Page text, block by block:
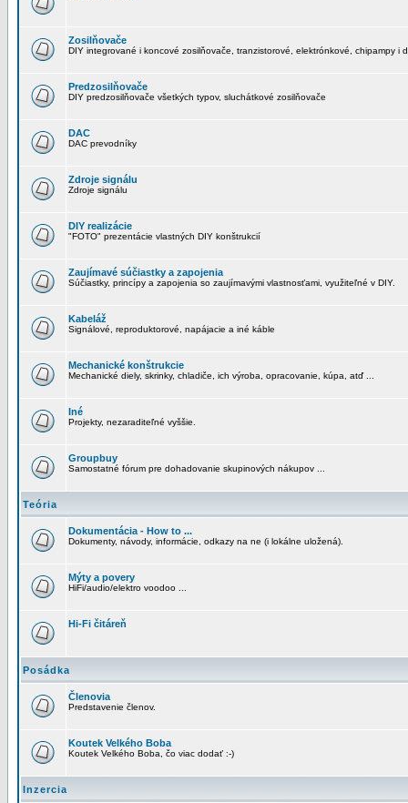
Zosilňovače
DIY integrované i koncové zosilňovače, tranzistorové, elektrónkové, chipampy i
Predzosilňovače
DIY predzosilňovače všetkých typov, sluchátkové zosilňovače
DAC
DAC prevodníky
Zdroje signálu
Zdroje signálu
DIY realizácie
"FOTO" prezentácie vlastných DIY konštrukcií
Zaujímavé súčiastky a zapojenia
Súčiastky, princípy a zapojenia so zaujímavými vlastnosťami, využiteľné v DIY.
Kabeláž
Signálové, reproduktorové, napájacie a iné káble
Mechanické konštrukcie
Mechanické diely, skrinky, chladiče, ich výroba, opracovanie, kúpa, atď ...
Iné
Projekty, nezaraditeľné vyššie.
Groupbuy
Samostatné fórum pre dohadovanie skupinových nákupov ...
Teória
Dokumentácia - How to ...
Dokumenty, návody, informácie, odkazy na ne (i lokálne uložená).
Mýty a povery
HiFi/audio/elektro voodoo ...
Hi-Fi čitáreň
Posádka
Členovia
Predstavenie členov.
Koutek Velkého Boba
Koutek Velkého Boba, čo viac dodať :-)
Inzercia